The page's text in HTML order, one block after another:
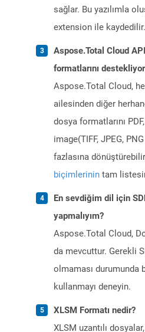
sağlar. Bu yazılımla
extension ile kaydedilir.
Aspose.Total Cloud
formatlarını
Aspose.Total Cloud,
ailesinden diğer
dosya formatlarını
image(TIFF, JPEG,
fazlasına
biçimlerinin tam
En sevdiğim dil için
yapmalıyım?
Aspose.Total Cloud,
da mevcuttur. Gerekli
olmaması durumunda
kullanmayı deneyin.
XLSM Formatı nedir?
XLSM uzantılı